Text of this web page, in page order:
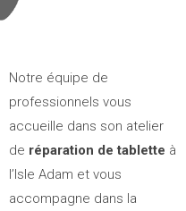
Notre équipe de
professionnels vous
accueille dans son atelier
de réparation de tablette à
l’Isle Adam et vous
accompagne dans la